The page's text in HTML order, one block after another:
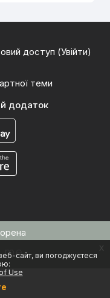
сайт, ви погоджуєтеся
Use
x
доступ (Увійти)
теми
додаток